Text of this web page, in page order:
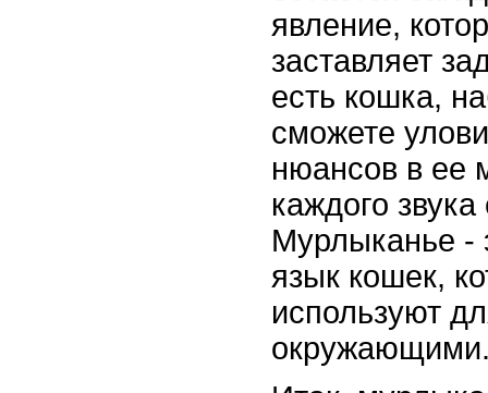
явление,
заставляет
есть кошка,
сможете
нюансов в ее
каждого
Мурлыканье -
язык кошек,
используют